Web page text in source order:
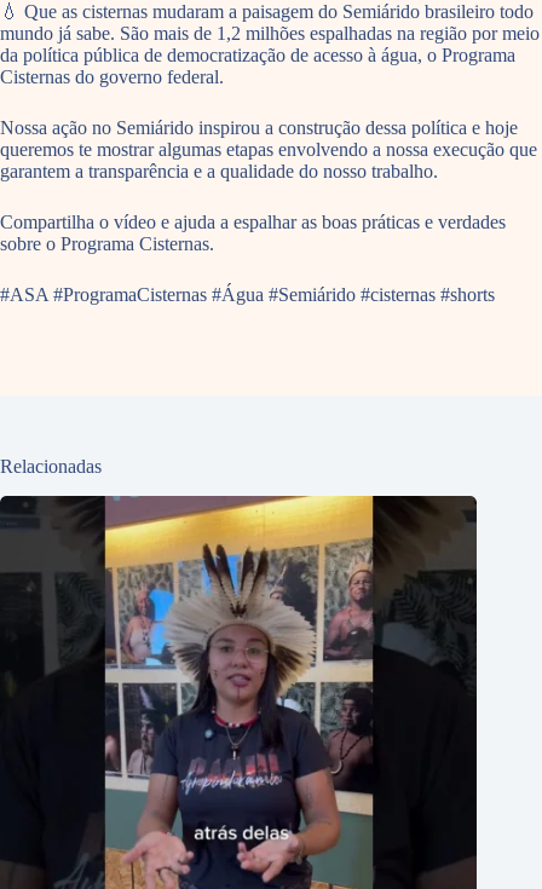
💧 Que as cisternas mudaram a paisagem do Semiárido brasileiro todo
mundo já sabe. São mais de 1,2 milhões espalhadas na região por meio
da política pública de democratização de acesso à água, o Programa
Cisternas do governo federal.
Nossa ação no Semiárido inspirou a construção dessa política e hoje
queremos te mostrar algumas etapas envolvendo a nossa execução que
garantem a transparência e a qualidade do nosso trabalho.
Compartilha o vídeo e ajuda a espalhar as boas práticas e verdades
sobre o Programa Cisternas.
#ASA #ProgramaCisternas #Água #Semiárido #cisternas #shorts
Relacionadas